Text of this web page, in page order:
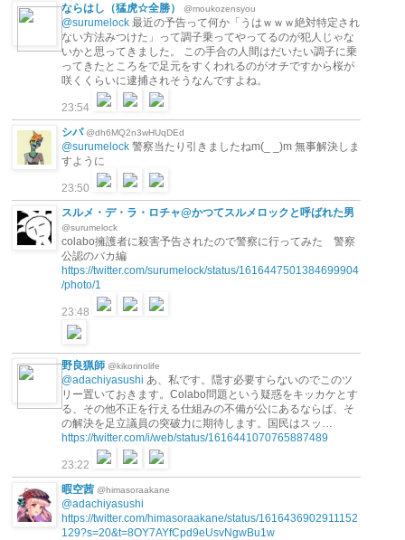
ならはし（猛虎☆全勝） @moukozensyou
@surumelock 最近の予告って何か「うはｗｗｗ絶対特定され
ない方法みつけた」って調子乗ってやってるのが犯人じゃな
いかと思ってきました。 この手合の人間はだいたい調子に乗
ってきたところをで足元をすくわれるのがオチですから桜が
咲くくらいに逮捕されそうなんですよね。
23:54
シバ @dh6MQ2n3wHUqDEd
@surumelock 警察当たり引きましたねm(_ _)m 無事解決しま
すように
23:50
スルメ・デ・ラ・ロチャ@かつてスルメロックと呼ばれた男
@surumelock
colabo擁護者に殺害予告されたので警察に行ってみた 警察
公認のバカ編
https://twitter.com/surumelock/status/1616447501384699904
/photo/1
23:48
野良猟師 @kikorinolife
@adachiyasushi あ、私です。隠す必要すらないのでこのツ
リー置いておきます。Colabo問題という疑惑をキッカケとす
る、その他不正を行える仕組みの不備が公にあるならば、そ
の解決を足立議員の突破力に期待します。国民はスッ…
https://twitter.com/i/web/status/1616441070765887489
23:22
暇空茜 @himasoraakane
@adachiyasushi
https://twitter.com/himasoraakane/status/1616436902911152
129?s=20&t=8OY7AYfCpd9eUsvNgwBu1w